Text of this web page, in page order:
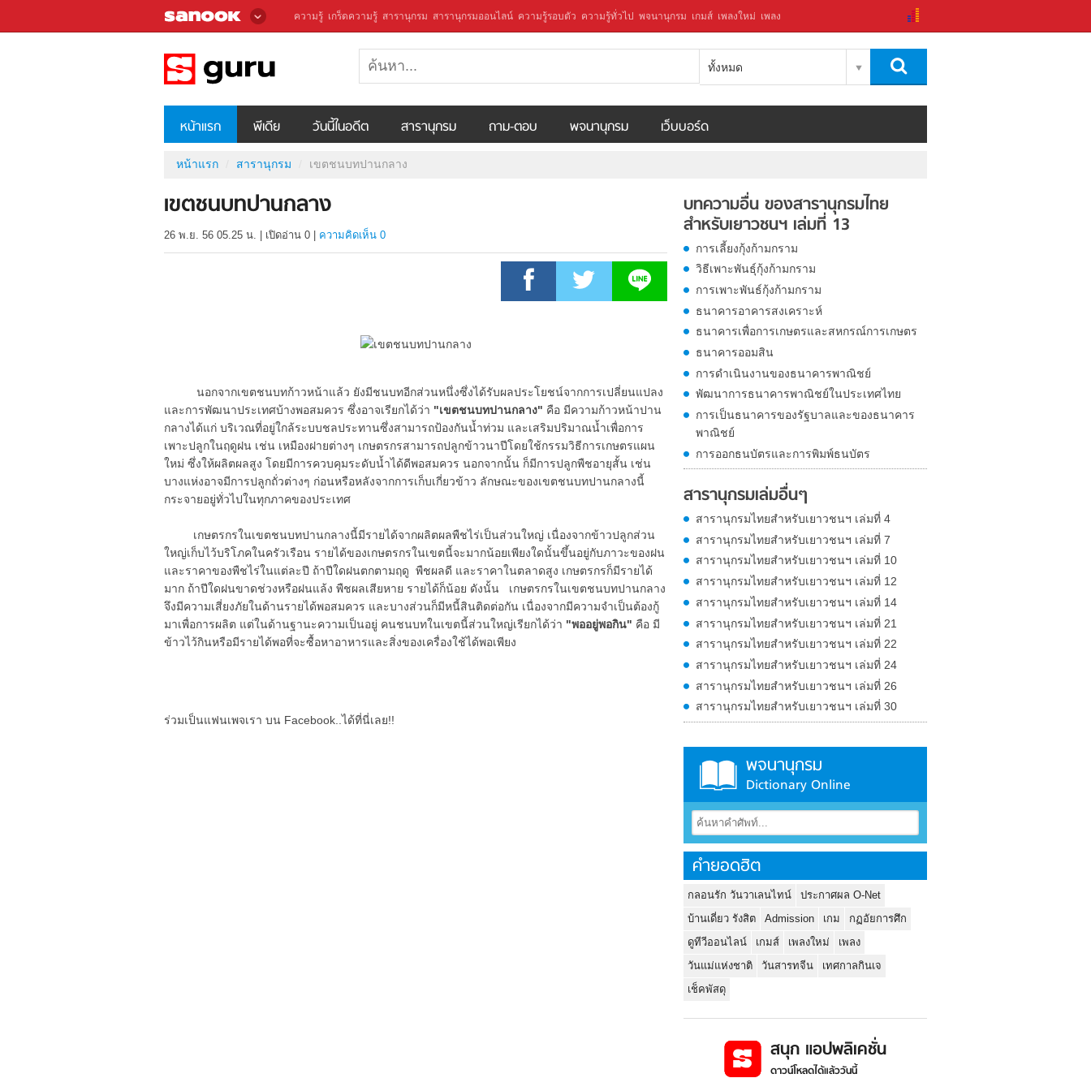
ความรู้ เกร็ดความรู้ สารานุกรม สารานุกรมออนไลน์ ความรู้รอบตัว ความรู้ทั่วไป พจนานุกรม เกมส์ เพลงใหม่ เพลง
ทั้งหมด
หน้าแรก พีเดีย วันนี้ในอดีต สารานุกรม ถาม-ตอบ พจนานุกรม เว็บบอร์ด
หน้าแรก สารานุกรม เขตชนบทปานกลาง
เขตชนบทปานกลาง
26 พ.ย. 56 05.25 น. เปิดอ่าน 0 ความคิดเห็น 0
นอกจากเขตชนบทก้าวหน้าแล้ว ยังมีชนบทอีกส่วนหนึ่งซึ่งได้รับผลประโยชน์จากการเปลี่ยนแปลง
และการพัฒนาประเทศบ้างพอสมควร ซึ่งอาจเรียกได้ว่า "เขตชนบทปานกลาง" คือ มีความก้าวหน้าปาน
กลางได้แก่ บริเวณที่อยู่ใกล้ระบบชลประทานซึ่งสามารถป้องกันน้ำท่วม และเสริมปริมาณน้ำเพื่อการ
เพาะปลูกในฤดูฝน เช่น เหมืองฝายต่างๆ เกษตรกรสามารถปลูกข้าวนาปีโดยใช้กรรมวิธีการเกษตรแผน
ใหม่ ซึ่งให้ผลิตผลสูง โดยมีการควบคุมระดับน้ำได้ดีพอสมควร นอกจากนั้น ก็มีการปลูกพืชอายุสั้น เช่น
บางแห่งอาจมีการปลูกถั่วต่างๆ ก่อนหรือหลังจากการเก็บเกี่ยวข้าว ลักษณะของเขตชนบทปานกลางนี้
กระจายอยู่ทั่วไปในทุกภาคของประเทศ
เกษตรกรในเขตชนบทปานกลางนี้มีรายได้จากผลิตผลพืชไร่เป็นส่วนใหญ่ เนื่องจากข้าวปลูกส่วน
ใหญ่เก็บไว้บริโภคในครัวเรือน รายได้ของเกษตรกรในเขตนี้จะมากน้อยเพียงใดนั้นขึ้นอยู่กับภาวะของฝน
และราคาของพืชไร่ในแต่ละปี ถ้าปีใดฝนตกตามฤดู พืชผลดี และราคาในตลาดสูง เกษตรกรก็มีรายได้
มาก ถ้าปีใดฝนขาดช่วงหรือฝนแล้ง พืชผลเสียหาย รายได้ก็น้อย ดังนั้น เกษตรกรในเขตชนบทปานกลาง
จึงมีความเสี่ยงภัยในด้านรายได้พอสมควร และบางส่วนก็มีหนี้สินติดต่อกัน เนื่องจากมีความจำเป็นต้องกู้
มาเพื่อการผลิต แต่ในด้านฐานะความเป็นอยู่ คนชนบทในเขตนี้ส่วนใหญ่เรียกได้ว่า "พออยู่พอกิน" คือ มี
ข้าวไว้กินหรือมีรายได้พอที่จะซื้อหาอาหารและสิ่งของเครื่องใช้ได้พอเพียง
ร่วมเป็นแฟนเพจเรา บน Facebook..ได้ที่นี่เลย!!
บทความอื่น ของสารานุกรมไทย
สำหรับเยาวชนฯ เล่มที่ 13
การเลี้ยงกุ้งก้ามกราม
วิธีเพาะพันธุ์กุ้งก้ามกราม
การเพาะพันธ์กุ้งก้ามกราม
ธนาคารอาคารสงเคราะห์
ธนาคารเพื่อการเกษตรและสหกรณ์การเกษตร
ธนาคารออมสิน
การดำเนินงานของธนาคารพาณิชย์
พัฒนาการธนาคารพาณิชย์ในประเทศไทย
การเป็นธนาคารของรัฐบาลและของธนาคาร
พาณิชย์
การออกธนบัตรและการพิมพ์ธนบัตร
สารานุกรมเล่มอื่นๆ
สารานุกรมไทยสำหรับเยาวชนฯ เล่มที่ 4
สารานุกรมไทยสำหรับเยาวชนฯ เล่มที่ 7
สารานุกรมไทยสำหรับเยาวชนฯ เล่มที่ 10
สารานุกรมไทยสำหรับเยาวชนฯ เล่มที่ 12
สารานุกรมไทยสำหรับเยาวชนฯ เล่มที่ 14
สารานุกรมไทยสำหรับเยาวชนฯ เล่มที่ 21
สารานุกรมไทยสำหรับเยาวชนฯ เล่มที่ 22
สารานุกรมไทยสำหรับเยาวชนฯ เล่มที่ 24
สารานุกรมไทยสำหรับเยาวชนฯ เล่มที่ 26
สารานุกรมไทยสำหรับเยาวชนฯ เล่มที่ 30
พจนานุกรม
Dictionary Online
คำยอดฮิต
กลอนรัก วันวาเลนไทน์
ประกาศผล O-Net
บ้านเดี่ยว รังสิต
Admission เกม
กฏอัยการศึก
ดูทีวีออนไลน์
เกมส์ เพลงใหม่
เพลง
วันแม่แห่งชาติ
วันสารทจีน
เทศกาลกินเจ
เช็คพัสดุ
สนุก แอปพลิเคชั่น
ดาวน์โหลดได้แล้ววันนี้